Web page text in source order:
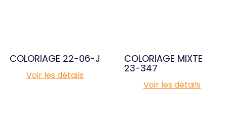
COLORIAGE 22-06-J
Voir les détails
COLORIAGE MIXTE
23-347
Voir les détails